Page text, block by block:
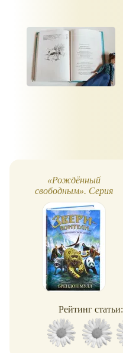
«Рождённый
свободным». Серия
Звери-воители
Рейтинг статьи: